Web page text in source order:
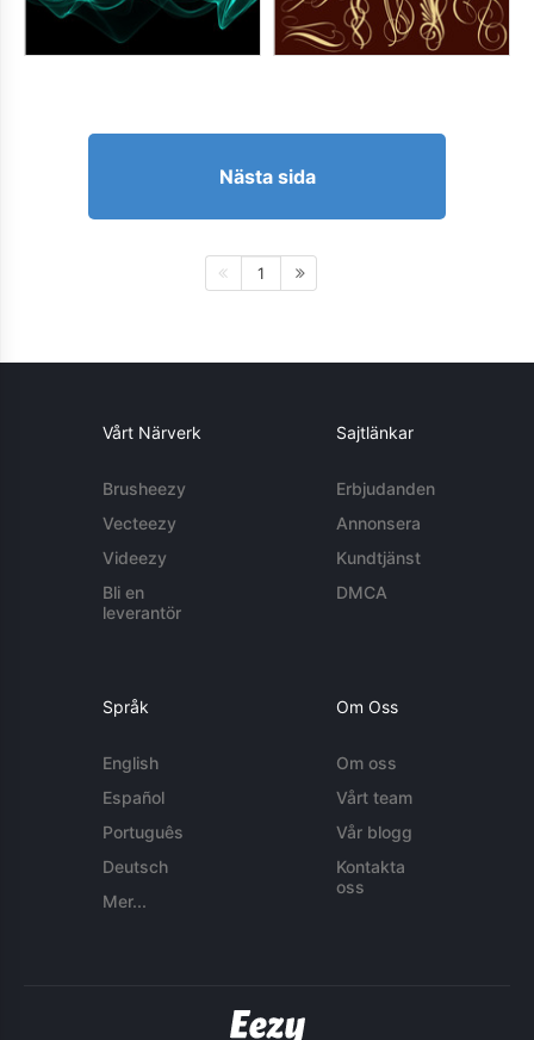
Nästa sida
1
Vårt Närverk
Brusheezy
Vecteezy
Videezy
Bli en
leverantör
Sajtlänkar
Erbjudanden
Annonsera
Kundtjänst
DMCA
Språk
English
Español
Português
Deutsch
Mer...
Om Oss
Om oss
Vårt team
Vår blogg
Kontakta
oss